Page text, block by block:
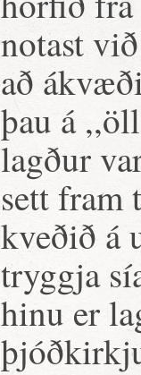
notast
að
þau á
lagður
sett fram
kveðið á
tryggja
hinu er